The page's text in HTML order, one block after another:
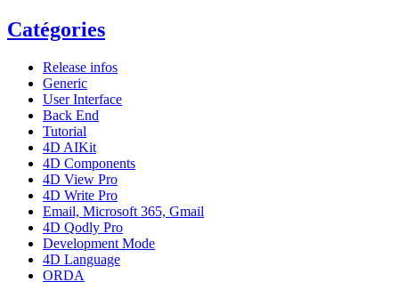
Catégories
Release infos
Generic
User Interface
Back End
Tutorial
4D AIKit
4D Components
4D View Pro
4D Write Pro
Email, Microsoft 365, Gmail
4D Qodly Pro
Development Mode
4D Language
ORDA